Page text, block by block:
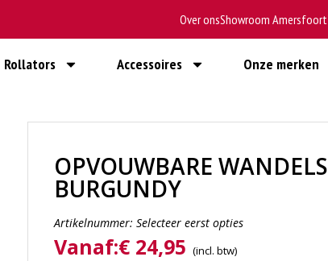
Over onsShowroom Amersfoort
Rollators Accessoires Onze merken
OPVOUWBARE
BURGUNDY
Artikelnummer: Selecteer eerst opties
Vanaf:€ 24,95